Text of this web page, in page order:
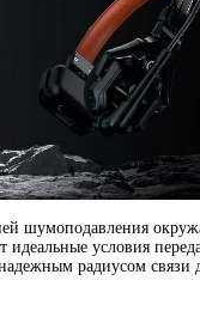
шумоподавления
идеальные условия
радиусом связи